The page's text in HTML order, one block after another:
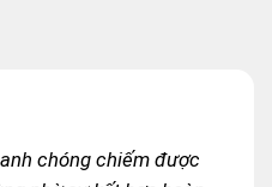
chóng chiếm được